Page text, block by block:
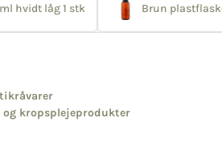
hvidt låg 1 stk Brun
kropsplejeprodukter